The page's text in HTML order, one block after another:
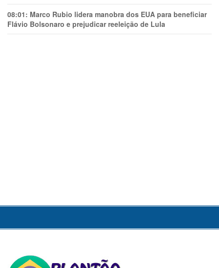
08:01: Marco Rubio lidera manobra dos EUA para beneficiar
Flávio Bolsonaro e prejudicar reeleição de Lula